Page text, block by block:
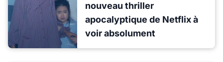
nouveau thriller
apocalyptique de Netflix à
voir absolument